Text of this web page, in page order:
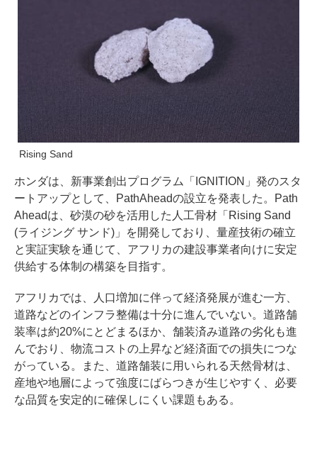
Rising Sand
ホンダは、新事業創出プログラム「IGNITION」発のスタ
ートアップとして、PathAheadの設立を発表した。Path
Aheadは、砂漠の砂を活用した人工骨材「Rising Sand
(ライジング サンド)」を開発しており、量産技術の確立
と実証実験を通じて、アフリカの建設事業者向けに安定
供給する体制の構築を目指す。
アフリカでは、人口増加に伴って経済発展が進む一方、
道路などのインフラ整備は十分に進んでいない。道路舗
装率は約20%にとどまるほか、舗装済み道路の劣化も進
んでおり、物流コストの上昇など経済面での損失につな
がっている。また、道路舗装に用いられる天然骨材は、
産地や地層によって強度にばらつきが生じやすく、必要
な品質を安定的に確保しにくい課題もある。